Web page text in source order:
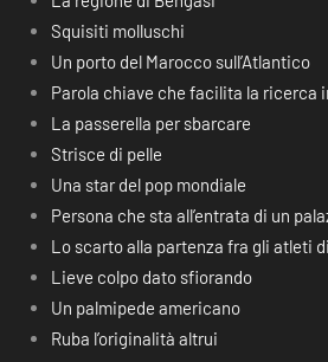
Squisiti molluschi
Un porto del Marocco sull’Atlantico
Parola chiave che facilita la ricerca
La passerella per sbarcare
Strisce di pelle
Una star del pop mondiale
Persona che sta all’entrata di un
Lo scarto alla partenza fra gli atleti
Lieve colpo dato sfiorando
Un palmipede americano
Ruba l’originalità altrui